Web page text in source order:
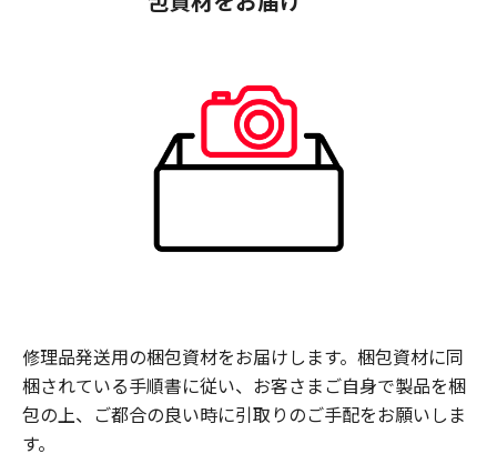
修理品発送用の梱包資材をお届けします。梱包資材に同
梱されている手順書に従い、お客さまご自身で製品を梱
包の上、ご都合の良い時に引取りのご手配をお願いしま
す。